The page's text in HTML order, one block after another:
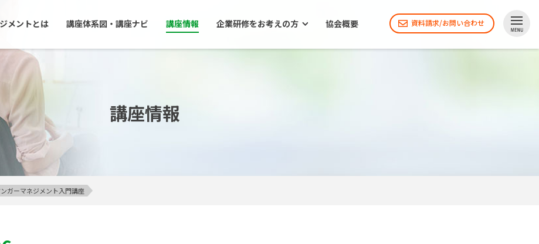
メントとは 講座体系図・講座ナビ 講座情報 企業研修をお考えの方 協会概要 資料請求/お問い合わせ
講座情報
ガーマネジメント入門講座